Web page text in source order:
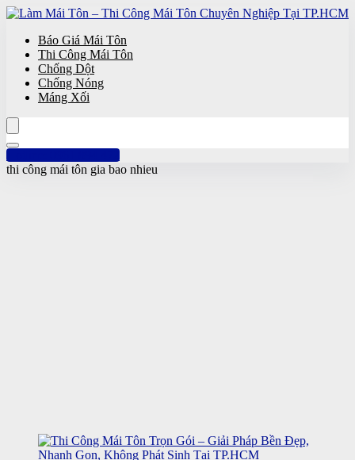
Báo Giá Mái Tôn
Thi Công Mái Tôn
Chống Dột
Chống Nóng
Máng Xối
Hotline: 0961 894 472
thi công mái tôn gia bao nhieu